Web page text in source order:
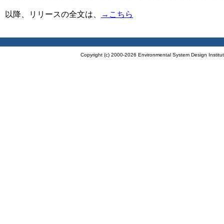
降、リリースの全文は、 →こちら
Copyright (c) 2000-2026 Environmental System Design